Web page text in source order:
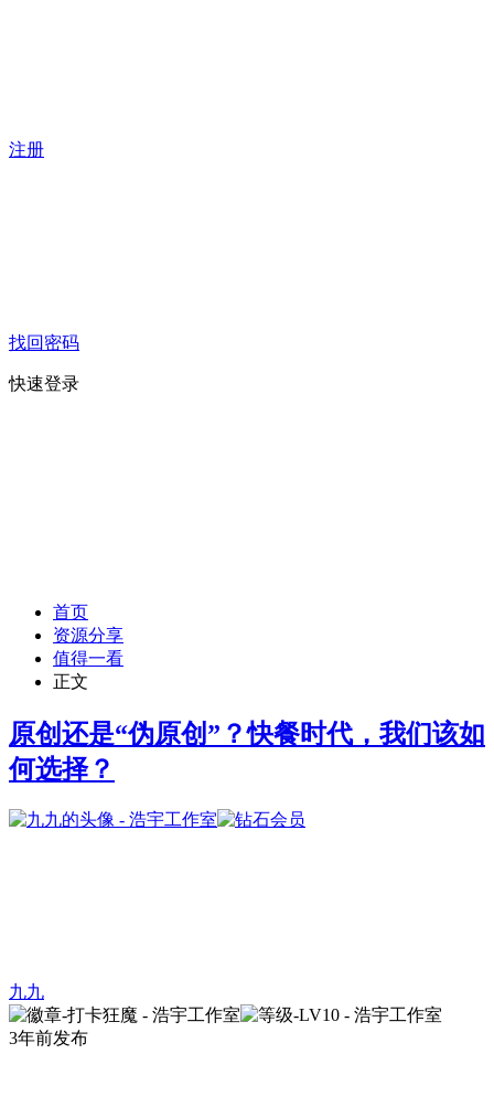
注册
找回密码
快速登录
首页
资源分享
值得一看
正文
原创还是“伪原创”？快餐时代，我们该如
何选择？
九九
3年前发布